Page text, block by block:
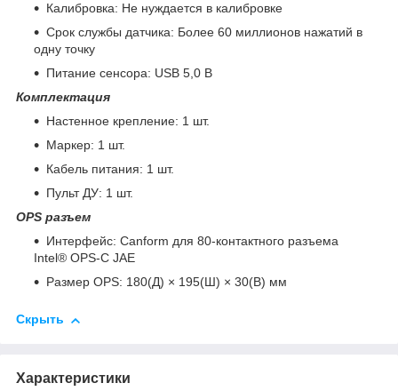
Калибровка: Не нуждается в калибровке
Срок службы датчика: Более 60 миллионов нажатий в
одну точку
Питание сенсора: USB 5,0 В
Комплектация
Настенное крепление: 1 шт.
Маркер: 1 шт.
Кабель питания: 1 шт.
Пульт ДУ: 1 шт.
OPS разъем
Интерфейс: Canform для 80-контактного разъема
Intel® OPS-C JAE
Размер OPS: 180(Д) × 195(Ш) × 30(В) мм
Скрыть
Характеристики